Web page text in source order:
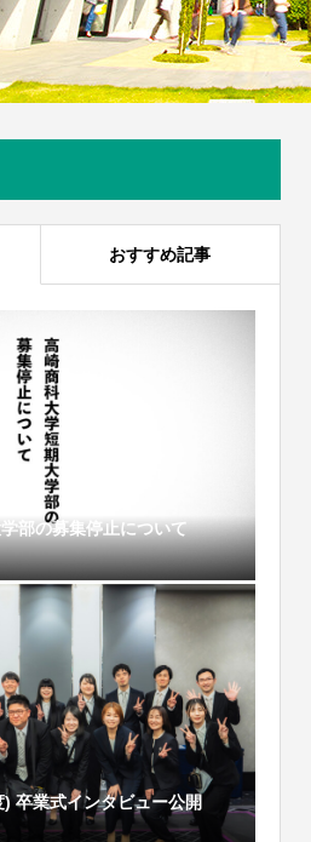
おすすめ記事
部の募集停止について
卒業式インタビュー公開